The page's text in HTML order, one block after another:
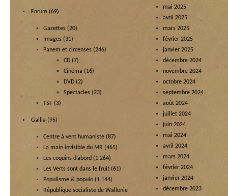
Forum (69)
Gazettes (20)
Images (31)
Panem et circenses (246)
CD (7)
Cinéma (16)
DVD (2)
Spectacles (23)
TSF (3)
Gallia (95)
Centre à vent humaniste (87)
La main invisible du MR (465)
Les coquins d’abord (1 264)
Les Verts sont dans le fruit (61)
Populisme & populo (1 144)
République socialiste de Wallonie
mai 2025
avril 2025
mars 2025
février 2025
janvier 2025
décembre 2024
novembre 2024
octobre 2024
septembre 2024
août 2024
juillet 2024
juin 2024
mai 2024
avril 2024
mars 2024
février 2024
janvier 2024
décembre 2023